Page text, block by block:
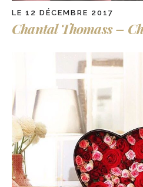
LE 12 DÉCEMBRE 2017
Chantal Thomass –